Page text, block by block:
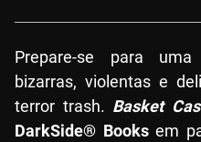
Prepare-se para
bizarras, violentas e
terror trash. Basket
DarkSide® Booksem